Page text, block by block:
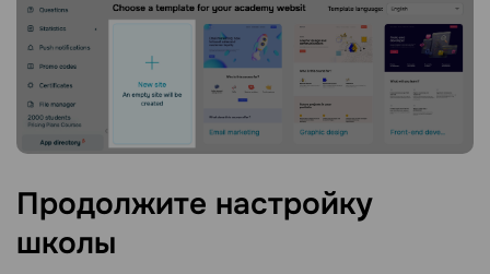
Продолжите настройку
школы